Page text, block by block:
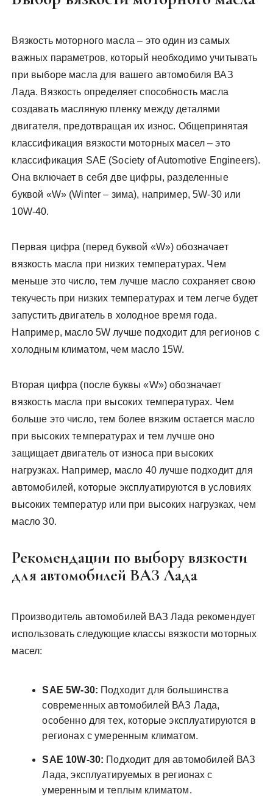
Вязкость моторного масла – это один из самых
важных параметров, который необходимо учитывать
при выборе масла для вашего автомобиля ВАЗ
Лада. Вязкость определяет способность масла
создавать масляную пленку между деталями
двигателя, предотвращая их износ. Общепринятая
классификация вязкости моторных масел – это
классификация SAE (Society of Automotive Engineers).
Она включает в себя две цифры, разделенные
буквой «W» (Winter – зима), например, 5W-30 или
10W-40.
Первая цифра (перед буквой «W») обозначает
вязкость масла при низких температурах. Чем
меньше это число, тем лучше масло сохраняет свою
текучесть при низких температурах и тем легче будет
запустить двигатель в холодное время года.
Например, масло 5W лучше подходит для регионов с
холодным климатом, чем масло 15W.
Вторая цифра (после буквы «W») обозначает
вязкость масла при высоких температурах. Чем
больше это число, тем более вязким остается масло
при высоких температурах и тем лучше оно
защищает двигатель от износа при высоких
нагрузках. Например, масло 40 лучше подходит для
автомобилей, которые эксплуатируются в условиях
высоких температур или при высоких нагрузках, чем
масло 30.
Рекомендации по выбору вязкости
для автомобилей ВАЗ Лада
Производитель автомобилей ВАЗ Лада рекомендует
использовать следующие классы вязкости моторных
масел:
SAE 5W-30: Подходит для большинства
современных автомобилей ВАЗ Лада,
особенно для тех, которые эксплуатируются в
регионах с умеренным климатом.
SAE 10W-30: Подходит для автомобилей ВАЗ
Лада, эксплуатируемых в регионах с
умеренным и теплым климатом.